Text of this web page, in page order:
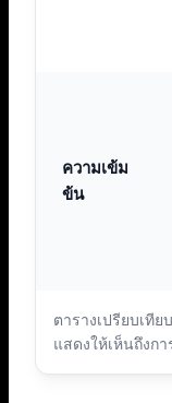
ตารางเปรียบเที
แสดงให้เห็นถึงก
ความเข้ม
ข้น